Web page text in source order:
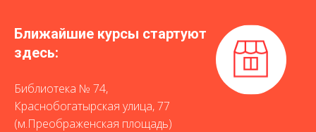
Ближайшие курсы стартуют
здесь:
Библиотека № 74,
Краснобогатырская улица, 77
(м.Преображенская площадь)